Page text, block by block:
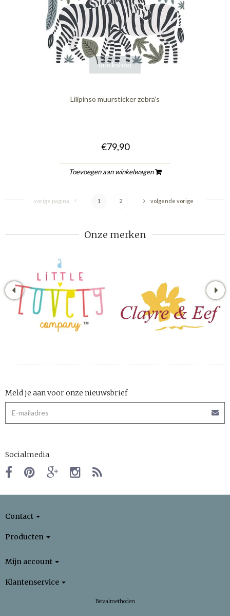
quickshop
Lilipinso muursticker zebra's
€79,90
Toevoegen aan winkelwagen
vorige pagina 1 2 volgende vorige
Onze merken
Meld je aan voor onze nieuwsbrief
Socialmedia
Contact
Producten
Mijn account
Klantenservice
Betaalmethoden